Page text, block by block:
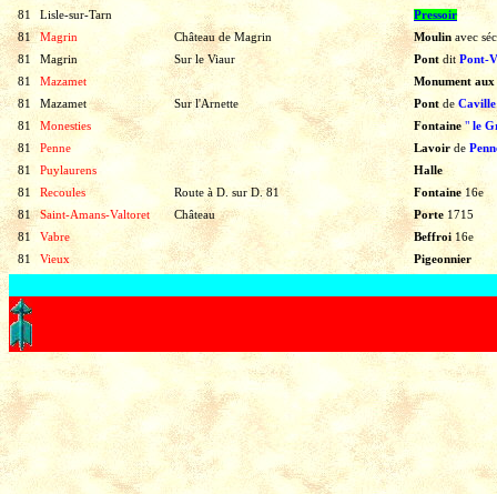
81
Lisle-sur-Tarn
Pressoir
81
Magrin Château de Magrin Moulin avec
81
Magrin Sur le Viaur Pont dit Pont-
81
Mazamet
Monument
81
Mazamet Sur l'Arnette Pont de Caville
81
Monesties Fontaine " le
81
Penne Lavoir de
81
Puylaurens
Halle
81
Recoules Route à D. sur D. 81 Fontaine 16e
81
Saint-Amans-Valtoret Château Porte 1715
81
Vabre Beffroi 16e
81
Vieux Pigeonnier